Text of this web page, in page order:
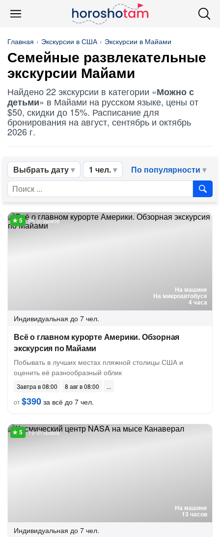
Главная Экскурсии в США Экскурсии в Майами
Семейные развлекательные
экскурсии Майами
Найдено 22 экскурсии в категории «Можно с
детьми» в Майами на русском языке, цены от
$50, скидки до 15%. Расписание для
бронирования на август, сентябрь и октябрь
2026 г.
Выбрать дату 1 чел. По популярности
На машине
На микроавтобусе
4 часа
98 отзывов
Индивидуальная до 7 чел.
Всё о главном курорте Америки. Обзорная
экскурсия по Майами
Побывать в лучших местах пляжной столицы США и
оценить её разнообразный облик
Завтра в 08:00
8 авг в 08:00
от$390 за всё до 7 чел.
На машине
13 часов
19 отзывов
Индивидуальная до 7 чел.